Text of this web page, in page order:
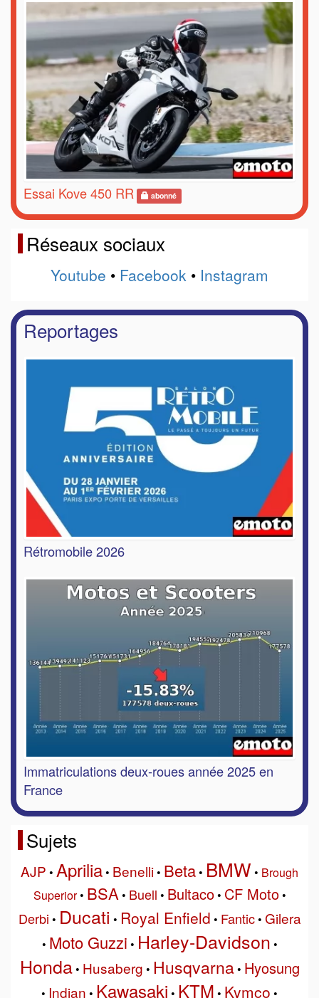
Essai Kove 450 RR abonné
Réseaux sociaux
Youtube • Facebook • Instagram
Reportages
Rétromobile 2026
Immatriculations deux-roues année 2025 en
France
Sujets
AJP • Aprilia• Benelli• Beta• BMW • Brough
Superior• BSA• Buell • Bultaco• CF Moto•
Derbi • Ducati • Royal Enfield • Fantic• Gilera
• Moto Guzzi • Harley-Davidson •
Honda• Husaberg • Husqvarna• Hyosung
• Indian • Kawasaki • KTM • Kymco •